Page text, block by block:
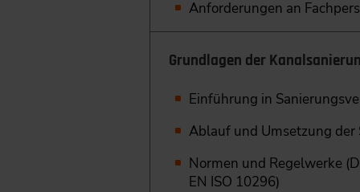
Anforderungen an
Grundlagen der
Einführung in
Ablauf und Umsetzung der
Normen und Regelwerke
EN ISO 10296)